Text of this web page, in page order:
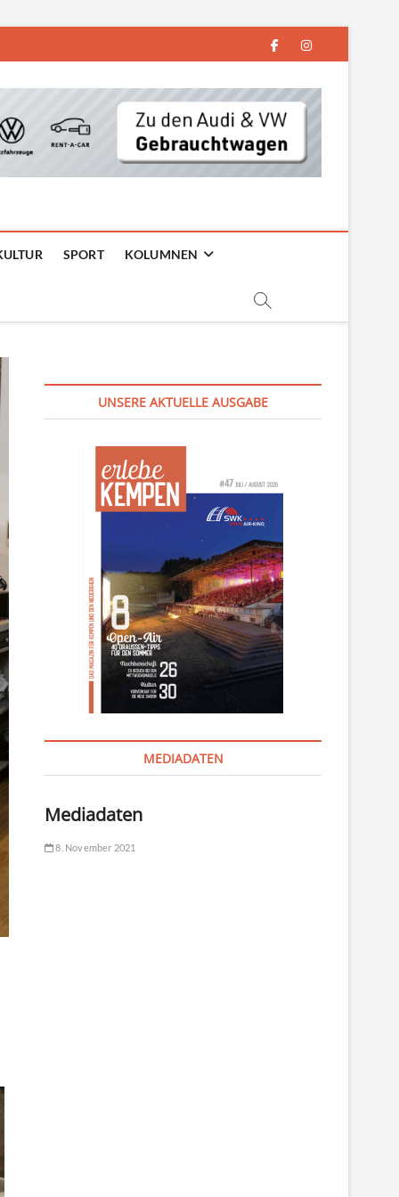
facebookinstagram
SPORT KOLUMNEN
UNSERE AKTUELLE AUSGABE
MEDIADATEN
Mediadaten
8. November 2021